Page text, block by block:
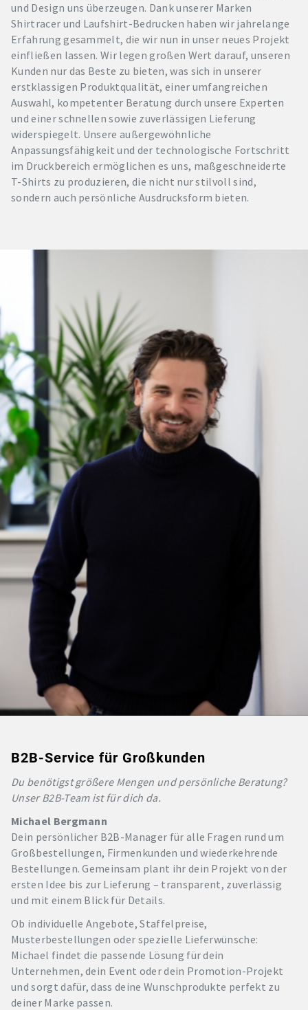
und Design uns überzeugen. Dank unserer Marken
Shirtracer und Laufshirt-Bedrucken haben wir jahrelange
Erfahrung gesammelt, die wir nun in unser neues Projekt
einfließen lassen. Wir legen großen Wert darauf, unseren
Kunden nur das Beste zu bieten, was sich in unserer
erstklassigen Produktqualität, einer umfangreichen
Auswahl, kompetenter Beratung durch unsere Experten
und einer schnellen sowie zuverlässigen Lieferung
widerspiegelt. Unsere außergewöhnliche
Anpassungsfähigkeit und der technologische Fortschritt
im Druckbereich ermöglichen es uns, maßgeschneiderte
T-Shirts zu produzieren, die nicht nur stilvoll sind,
sondern auch persönliche Ausdrucksform bieten.
B2B-Service für Großkunden
Du benötigst größere Mengen und persönliche Beratung?
Unser B2B-Team ist für dich da.
Michael Bergmann
Dein persönlicher B2B-Manager für alle Fragen rund um
Großbestellungen, Firmenkunden und wiederkehrende
Bestellungen. Gemeinsam plant ihr dein Projekt von der
ersten Idee bis zur Lieferung – transparent, zuverlässig
und mit einem Blick für Details.
Ob individuelle Angebote, Staffelpreise,
Musterbestellungen oder spezielle Lieferwünsche:
Michael findet die passende Lösung für dein
Unternehmen, dein Event oder dein Promotion-Projekt
und sorgt dafür, dass deine Wunschprodukte perfekt zu
deiner Marke passen.